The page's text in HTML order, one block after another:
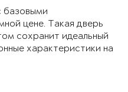
базовыми
цене. Такая дверь
сохранит идеальный
характеристики на